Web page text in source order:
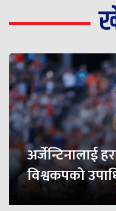
अर्जेन्टिनालाई
विश्वकपको